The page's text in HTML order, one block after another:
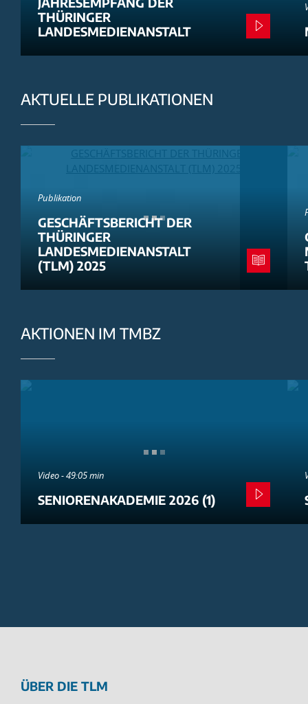
THÜRINGER
LANDESMEDIENANSTALT
AKTUELLE PUBLIKATIONEN
Publikation
GESCHÄFTSBERICHT DER
THÜRINGER
LANDESMEDIENANSTALT
(TLM) 2025
AKTIONEN IM TMBZ
Video - 49:05 min
SENIORENAKADEMIE 2026 (1)
ÜBER DIE TLM